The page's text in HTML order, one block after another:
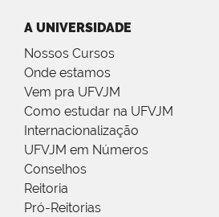
A UNIVERSIDADE
Nossos Cursos
Onde estamos
Vem pra UFVJM
Como estudar na UFVJM
Internacionalização
UFVJM em Números
Conselhos
Reitoria
Pró-Reitorias